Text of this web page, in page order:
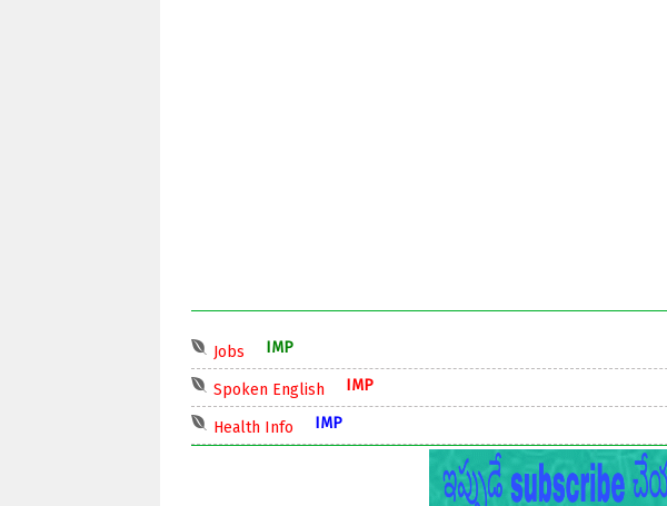
Jobs
Spoken English
Health Info